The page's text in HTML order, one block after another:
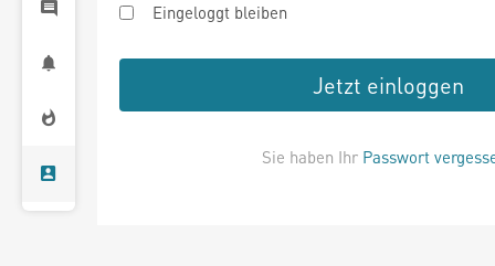
Eingeloggt bleiben
Jetzt einloggen
Sie haben Ihr Passwort